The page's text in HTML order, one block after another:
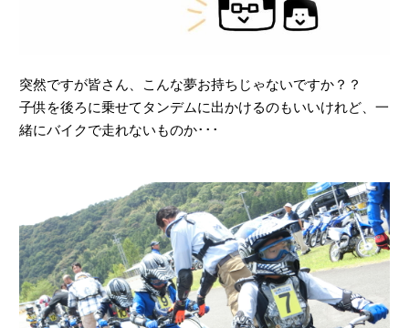
突然ですが皆さん、こんな夢お持ちじゃないですか？？
子供を後ろに乗せてタンデムに出かけるのもいいけれど、一
緒にバイクで走れないものか･･･